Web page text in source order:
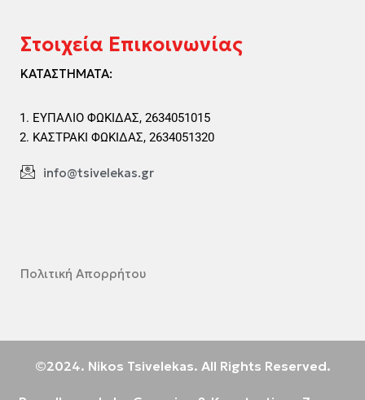
Στοιχεία Επικοινωνίας
ΚΑΤΑΣΤΗΜΑΤΑ:
ΕΥΠΑΛΙΟ ΦΩΚΙΔΑΣ, 2634051015
ΚΑΣΤΡΑΚΙ ΦΩΚΙΔΑΣ, 2634051320
info@tsivelekas.gr
Πολιτική Απορρήτου
©2024. Nikos Tsivelekas. All Rights Reserved.